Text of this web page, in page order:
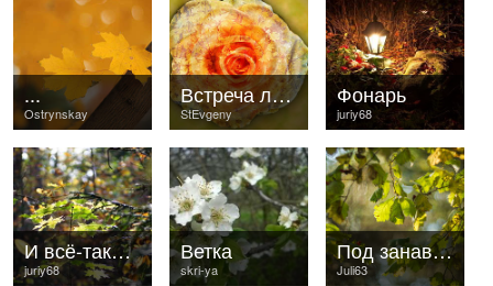
Ostrynskay
...
StEvgeny
Встреча лета с осенью
juriy68
Фонарь
juriy68
И всё-таки она пришла!..
skri-ya
Ветка
Juli63
Под занавес...